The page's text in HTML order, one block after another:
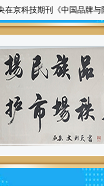
期刊《中国品牌与防伪